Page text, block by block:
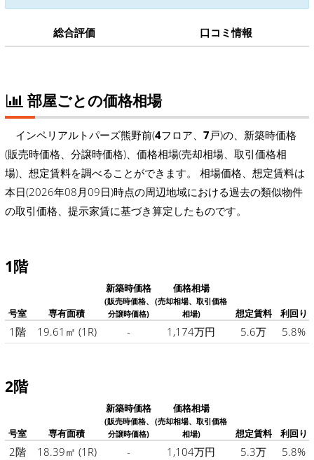
総合評価 口コミ情報
部屋ごとの価格相場
インペリアルトパーズ熊野前(4フロア、 7戸)の、新築時価格
(販売時価格、分譲時価格)、価格相場(売却相場、取引価格相
場)、想定賃料を調べることができます。 相場価格、想定賃料は
本日(2026年08月09日)時点の周辺地域における過去の類似物件
の取引価格、提示家賃に基づき算定したものです。
1階
号室 専有面積
新築時価格
(販売時価格、
分譲時価格)
価格相場
(売却相場、取引価格
相場)
想定賃料 利回り
1階 19.61㎡ (1R) - 1,174万円 5.6万 5.8%
2階
号室 専有面積
新築時価格
(販売時価格、
分譲時価格)
価格相場
(売却相場、取引価格
相場)
想定賃料 利回り
2階 18.39㎡ (1R) - 1,104万円 5.3万
5.8%